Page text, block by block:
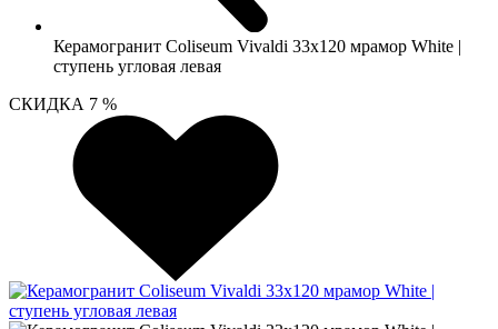
Керамогранит Coliseum Vivaldi 33х120 мрамор White |
ступень угловая левая
СКИДКА 7 %